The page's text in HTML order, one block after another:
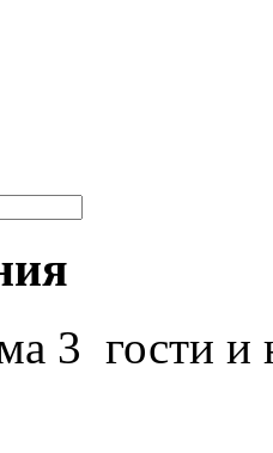
3 гости и